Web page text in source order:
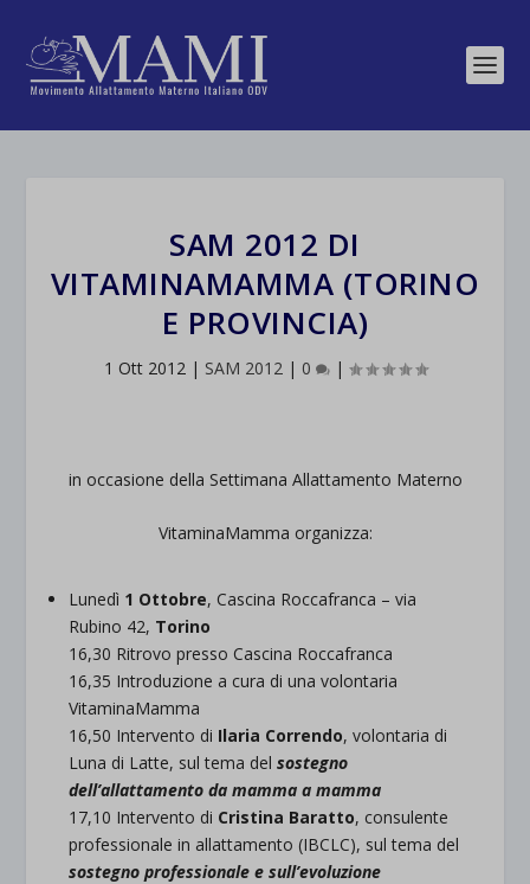
SAM 2012 DI
VITAMINAMAMMA (TORINO
E PROVINCIA)
1 Ott 2012| SAM 2012| 0 |
in occasione della Settimana Allattamento Materno
VitaminaMamma organizza:
Lunedì 1 Ottobre, Cascina Roccafranca – via
Rubino 42, Torino
16,30 Ritrovo presso Cascina Roccafranca
16,35 Introduzione a cura di una volontaria
VitaminaMamma
16,50 Intervento di Ilaria Correndo, volontaria di
Luna di Latte, sul tema delsostegno
dell’allattamento da mamma a mamma
17,10 Intervento di Cristina Baratto, consulente
professionale in allattamento (IBCLC), sul tema del
sostegno professionale e sull’evoluzione